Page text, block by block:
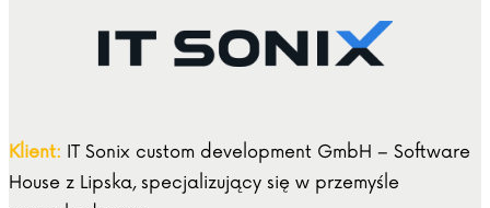
Klient: IT Sonix custom development GmbH – Software
House z Lipska, specjalizujący się w przemyśle